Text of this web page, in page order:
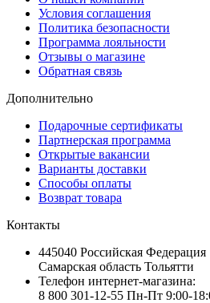
Условия соглашения
Политика безопасности
Программа лояльности
Отзывы о магазине
Обратная связь
Дополнительно
Подарочные сертификаты
Партнерская программа
Открытые вакансии
Варианты доставки
Способы оплаты
Возврат товара
Контакты
445040 Российская Федерация
Самарская область Тольятти
Телефон интернет-магазина:
8 800 301-12-55 Пн-Пт 9:00-